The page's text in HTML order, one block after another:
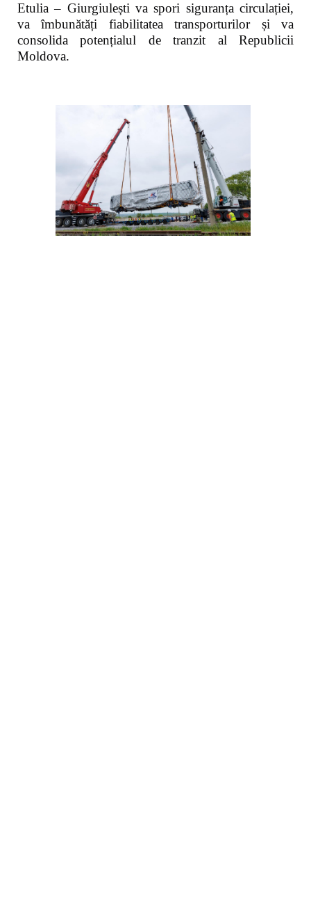
Etulia – Giurgiulești va spori siguranța circulației,
va îmbunătăți fiabilitatea transporturilor și va
consolida potențialul de tranzit al Republicii
Moldova.